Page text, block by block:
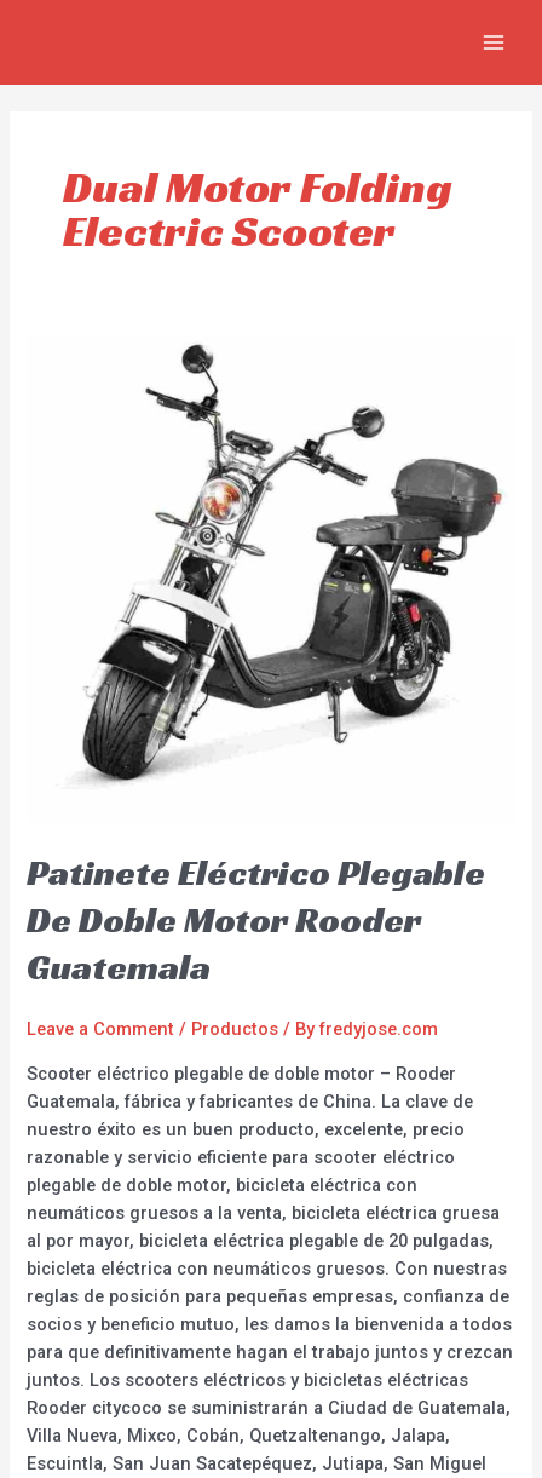
Dual Motor Folding
Electric Scooter
Patinete Eléctrico Plegable
De Doble Motor Rooder
Guatemala
Leave a Comment / Productos / Byfredyjose.com
Scooter eléctrico plegable de doble motor – Rooder
Guatemala, fábrica y fabricantes de China. La clave de
nuestro éxito es un buen producto, excelente, precio
razonable y servicio eficiente para scooter eléctrico
plegable de doble motor, bicicleta eléctrica con
neumáticos gruesos a la venta, bicicleta eléctrica gruesa
al por mayor, bicicleta eléctrica plegable de 20 pulgadas,
bicicleta eléctrica con neumáticos gruesos. Con nuestras
reglas de posición para pequeñas empresas, confianza de
socios y beneficio mutuo, les damos la bienvenida a todos
para que definitivamente hagan el trabajo juntos y crezcan
juntos. Los scooters eléctricos y bicicletas eléctricas
Rooder citycoco se suministrarán a Ciudad de Guatemala,
Villa Nueva, Mixco, Cobán, Quetzaltenango, Jalapa,
Escuintla, San Juan Sacatepéquez, Jutiapa, San Miguel